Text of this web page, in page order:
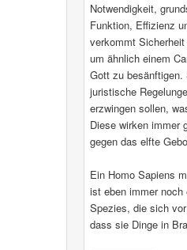
Notwendigkeit,
Funktion, Effizienz
verkommt
um ähnlich einem
Gott zu besänftigen.
juristische
erzwingen sollen,
Diese wirken immer
gegen das elfte
Ein Homo Sapiens
ist eben immer
Spezies, die sich
dass sie Dinge in